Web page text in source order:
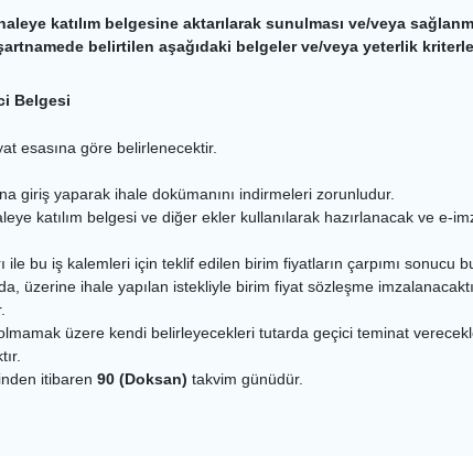
katılım belgesine aktarılarak sunulması ve/veya
belirtilen aşağıdaki belgeler ve/veya yeterlik
Belgesi
esasına göre belirlenecektir.
giriş yaparak ihale dokümanını indirmeleri zorunludur.
katılım belgesi ve diğer ekler kullanılarak hazırlanacak ve e-
bu iş kalemleri için teklif edilen birim fiyatların çarpımı sonucu
üzerine ihale yapılan istekliyle birim fiyat sözleşme
üzere kendi belirleyecekleri tutarda geçici teminat
itibaren 90 (Doksan) takvim günüdür.